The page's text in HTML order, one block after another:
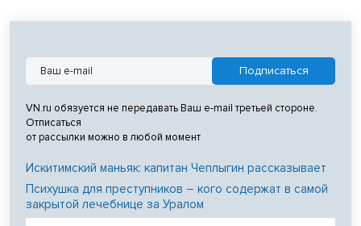
VN.ru обязуется не передавать Ваш e-mail третьей стороне.
Отписаться
от рассылки можно в любой момент
Искитимский маньяк: капитан Чеплыгин рассказывает
Психушка для преступников – кого содержат в самой
закрытой лечебнице за Уралом